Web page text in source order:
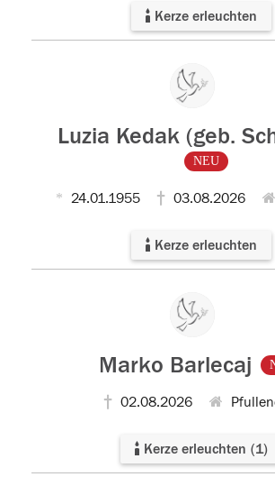
Kerze erleuchten
Luzia Kedak (geb.
NEU
24.01.1955 03.08.2026
Kerze erleuchten
Marko Barlecaj
02.08.2026
Kerze erleuchten (1)